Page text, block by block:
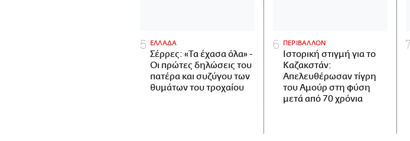
ΕΛΛΑΔΑ
Σέρρες: «Τα έχασα όλα» -
Οι πρώτες δηλώσεις του
πατέρα και συζύγου των
θυμάτων του τροχαίου
ΠΕΡΙΒΑΛΛΟΝ
Ιστορική στιγμή για το
Καζακστάν:
Απελευθέρωσαν τίγρη
του Αμούρ στη φύση
μετά από 70 χρόνια